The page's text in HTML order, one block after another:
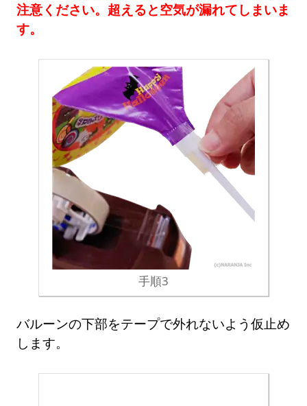
注意ください。超えると空気が漏れてしまいま
す。
手順3
バルーンの下部をテープで外れないよう仮止め
します。